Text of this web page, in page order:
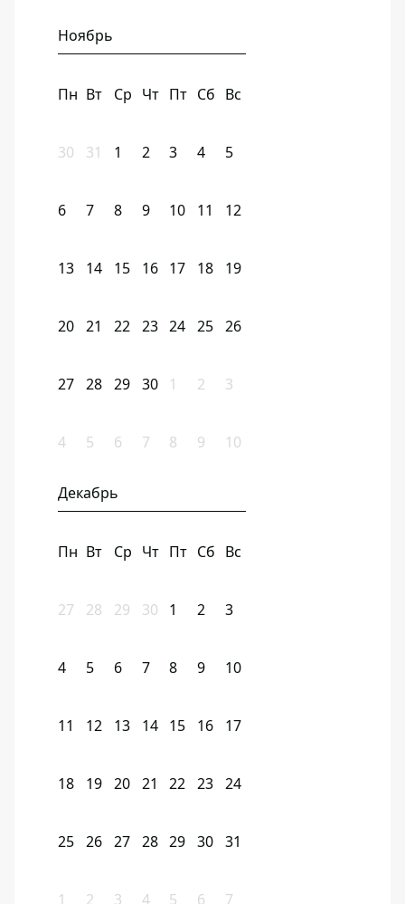
Ноябрь
Пн Вт Ср Чт Пт Сб Вс
30 31 1 2 3 4 5
6 7 8 9 10 11 12
13 14 15 16 17 18 19
20 21 22 23 24 25 26
27 28 29 30 1 2 3
4 5 6 7 8 9 10
Декабрь
Пн Вт Ср Чт Пт Сб Вс
27 28 29 30 1 2 3
4 5 6 7 8 9 10
11 12 13 14 15 16 17
18 19 20 21 22 23 24
25 26 27 28 29 30 31
1 2 3 4 5 6 7